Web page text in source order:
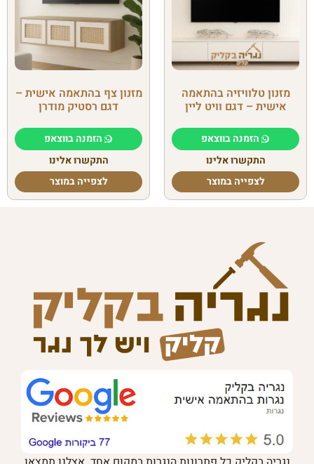
מזנון טלוויזיה בהתאמה
אישית – דגם וויט ליין
הזמנה בווצאפ
התקשרו אלינו
לצפייה במוצר
מזנון צף בהתאמה אישית –
דגם רסטיק מודרן
הזמנה בווצאפ
התקשרו אלינו
לצפייה במוצר